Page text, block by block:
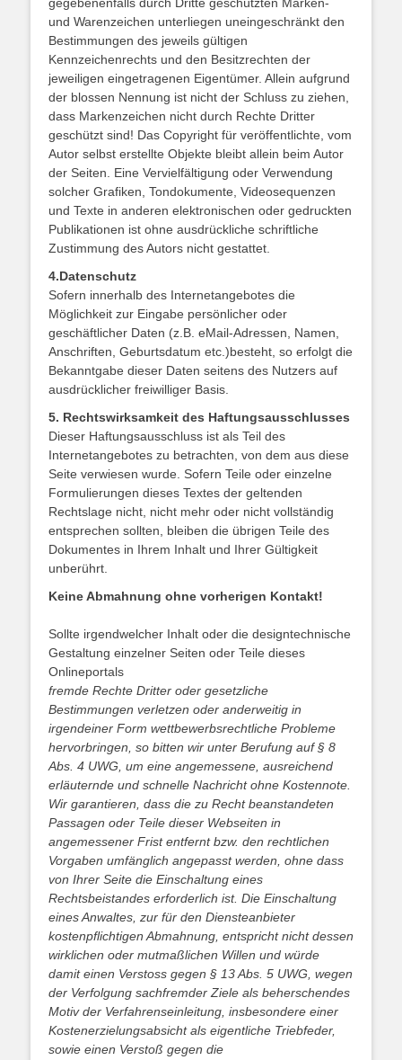
und Warenzeichen unterliegen uneingeschränkt den
Bestimmungen des jeweils gültigen
Kennzeichenrechts und den Besitzrechten der
jeweiligen eingetragenen Eigentümer. Allein aufgrund
der blossen Nennung ist nicht der Schluss zu ziehen,
dass Markenzeichen nicht durch Rechte Dritter
geschützt sind! Das Copyright für veröffentlichte, vom
Autor selbst erstellte Objekte bleibt allein beim Autor
der Seiten. Eine Vervielfältigung oder Verwendung
solcher Grafiken, Tondokumente, Videosequenzen
und Texte in anderen elektronischen oder gedruckten
Publikationen ist ohne ausdrückliche schriftliche
Zustimmung des Autors nicht gestattet.
4.Datenschutz
Sofern innerhalb des Internetangebotes die
Möglichkeit zur Eingabe persönlicher oder
geschäftlicher Daten (z.B. eMail-Adressen, Namen,
Anschriften, Geburtsdatum etc.)besteht, so erfolgt die
Bekanntgabe dieser Daten seitens des Nutzers auf
ausdrücklicher freiwilliger Basis.
5. Rechtswirksamkeit des Haftungsausschlusses
Dieser Haftungsausschluss ist als Teil des
Internetangebotes zu betrachten, von dem aus diese
Seite verwiesen wurde. Sofern Teile oder einzelne
Formulierungen dieses Textes der geltenden
Rechtslage nicht, nicht mehr oder nicht vollständig
entsprechen sollten, bleiben die übrigen Teile des
Dokumentes in Ihrem Inhalt und Ihrer Gültigkeit
unberührt.
Keine Abmahnung ohne vorherigen Kontakt!
Sollte irgendwelcher Inhalt oder die designtechnische
Gestaltung einzelner Seiten oder Teile dieses
Onlineportals
fremde Rechte Dritter oder gesetzliche
Bestimmungen verletzen oder anderweitig in
irgendeiner Form wettbewerbsrechtliche Probleme
hervorbringen, so bitten wir unter Berufung auf § 8
Abs. 4 UWG, um eine angemessene, ausreichend
erläuternde und schnelle Nachricht ohne Kostennote.
Wir garantieren, dass die zu Recht beanstandeten
Passagen oder Teile dieser Webseiten in
angemessener Frist entfernt bzw. den rechtlichen
Vorgaben umfänglich angepasst werden, ohne dass
von Ihrer Seite die Einschaltung eines
Rechtsbeistandes erforderlich ist. Die Einschaltung
eines Anwaltes, zur für den Diensteanbieter
kostenpflichtigen Abmahnung, entspricht nicht dessen
wirklichen oder mutmaßlichen Willen und würde
damit einen Verstoss gegen § 13 Abs. 5 UWG, wegen
der Verfolgung sachfremder Ziele als beherschendes
Motiv der Verfahrenseinleitung, insbesondere einer
Kostenerzielungsabsicht als eigentliche Triebfeder,
sowie einen Verstoß gegen die